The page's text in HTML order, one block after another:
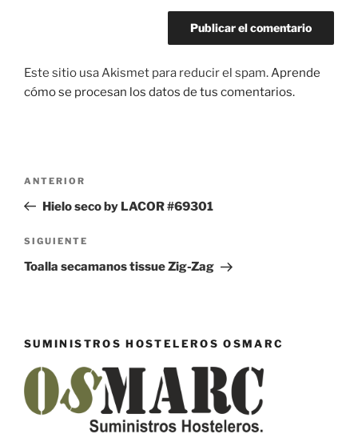
Este sitio usa Akismet para reducir el spam.Aprende
cómo se procesan los datos de tus comentarios.
entradas
Entrada
anterior:
ANTERIOR
Hielo seco by LACOR #69301
Siguiente
entrada
SIGUIENTE
Toalla secamanos tissue Zig-Zag
SUMINISTROS HOSTELEROS OSMARC